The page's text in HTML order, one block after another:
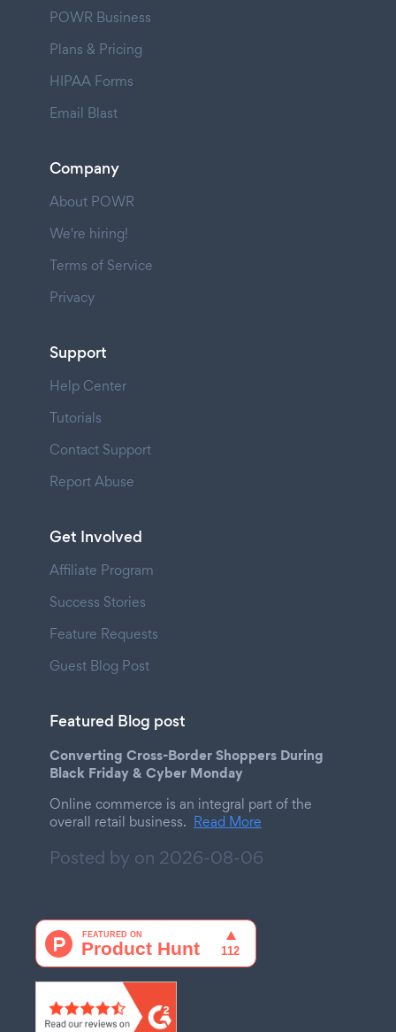
POWR Business
Plans & Pricing
HIPAA Forms
Email Blast
Company
About POWR
We're hiring!
Terms of Service
Privacy
Support
Help Center
Tutorials
Contact Support
Report Abuse
Get Involved
Affiliate Program
Success Stories
Feature Requests
Guest Blog Post
Featured Blog post
Converting Cross-Border Shoppers During
Black Friday & Cyber Monday
Online commerce is an integral part of the
overall retail business. Read More
Posted by on 2026-08-06